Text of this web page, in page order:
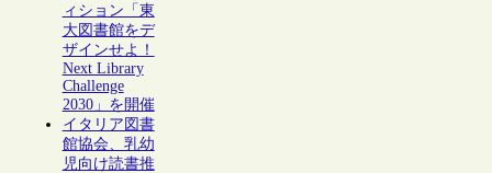
ィション「東
大図書館をデ
ザインせよ！
Next Library
Challenge
2030」を開催
イタリア図書
館協会、乳幼
児向け読書推